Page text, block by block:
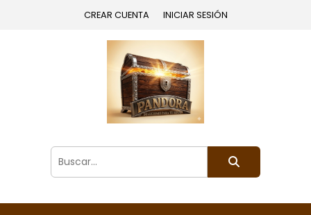
CREAR CUENTA INICIAR SESIÓN